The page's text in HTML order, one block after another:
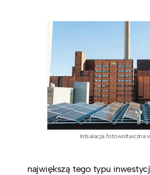
Intsalacja fotowoltaiczna
największą tego typu